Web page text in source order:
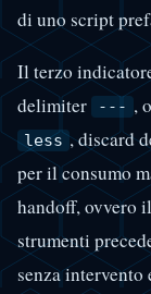
di uno script
Il terzo
delimiter
--- ,
less , discard
per il consumo
handoff, ovvero
strumenti
senza intervento